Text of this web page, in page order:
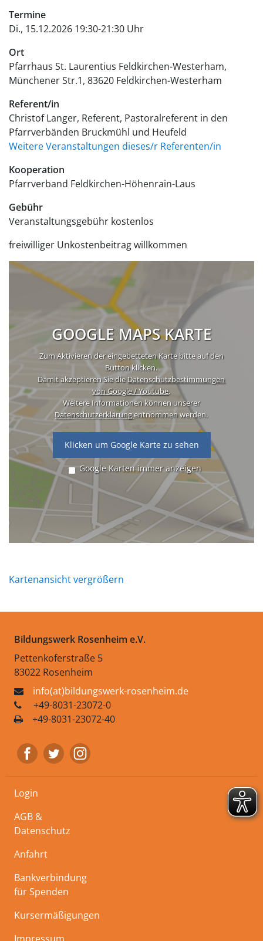
Termine
Di., 15.12.2026 19:30-21:30 Uhr
Ort
Pfarrhaus St. Laurentius Feldkirchen-Westerham
Münchener Str.1 83620 Feldkirchen-Westerham
Referent/in
Christof Langer, Referent, Pastoralreferent in den
Pfarrverbänden Bruckmühl und Heufeld
Weitere Veranstaltungen dieses/r Referenten/in
Kooperation
Pfarrverband Feldkirchen-Höhenrain-Laus
Gebühr
Veranstaltungsgebühr kostenlos
freiwilliger Unkostenbeitrag willkommen
GOOGLE MAPS KARTE
Zum Aktivieren der eingebetteten Karte bitte auf den
Button klicken.
Damit akzeptieren Sie dieDatenschutzbestimmungen
von Google / Youtube.
Weitere Informationen können unserer
Datenschutzerklärungentnommen werden.
Klicken um Google Karte zu sehen
Google Karten immer anzeigen
Kartenansicht vergrößern
Bildungswerk Rosenheim e.V.
Pettenkoferstraße 5
83022 Rosenheim
info(at)bildungswerk-rosenheim.de
+49-8031-23072-0
+49-8031-23072-40
Login
AGB &
Datenschutz
Anfahrt
Bankverbindung
für Spenden
Kursermäßigungen